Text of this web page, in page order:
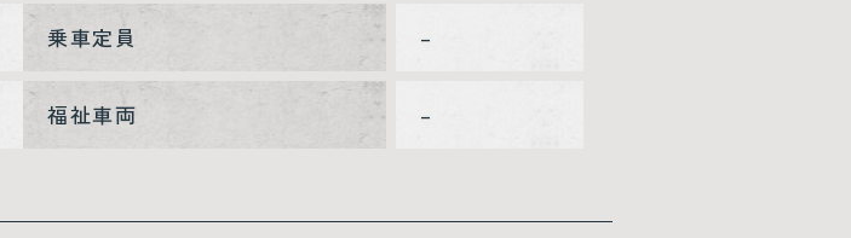
乗車定員 –
福祉車両 –